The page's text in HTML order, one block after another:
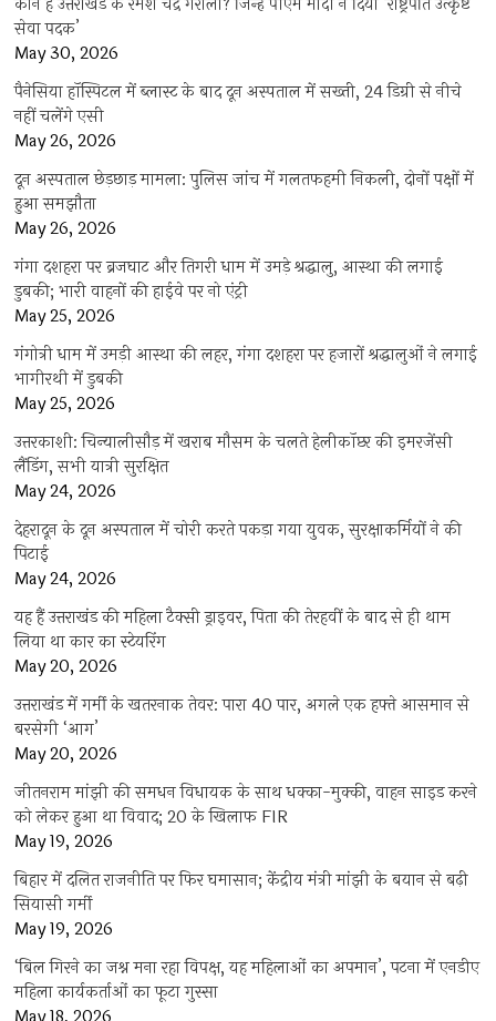
कौन हैं उत्तराखंड के रमेश चंद्र गैरोला? जिन्हें पीएम मोदी ने दिया ‘राष्ट्रपति उत्कृष्ट
सेवा पदक’
May 30, 2026
पैनेसिया हॉस्पिटल में ब्लास्ट के बाद दून अस्पताल में सख्ती, 24 डिग्री से नीचे
नहीं चलेंगे एसी
May 26, 2026
दून अस्पताल छेड़छाड़ मामला: पुलिस जांच में गलतफहमी निकली, दोनों पक्षों में
हुआ समझौता
May 26, 2026
गंगा दशहरा पर ब्रजघाट और तिगरी धाम में उमड़े श्रद्धालु, आस्था की लगाई
डुबकी; भारी वाहनों की हाईवे पर नो एंट्री
May 25, 2026
गंगोत्री धाम में उमड़ी आस्था की लहर, गंगा दशहरा पर हजारों श्रद्धालुओं ने लगाई
भागीरथी में डुबकी
May 25, 2026
उत्तरकाशी: चिन्यालीसौड़ में खराब मौसम के चलते हेलीकॉप्टर की इमरजेंसी
लैंडिंग, सभी यात्री सुरक्षित
May 24, 2026
देहरादून के दून अस्पताल में चोरी करते पकड़ा गया युवक, सुरक्षाकर्मियों ने की
पिटाई
May 24, 2026
यह हैं उत्तराखंड की महिला टैक्सी ड्राइवर, पिता की तेरहवीं के बाद से ही थाम
लिया था कार का स्टेयरिंग
May 20, 2026
उत्तराखंड में गर्मी के खतरनाक तेवर: पारा 40 पार, अगले एक हफ्ते आसमान से
बरसेगी ‘आग’
May 20, 2026
जीतनराम मांझी की समधन विधायक के साथ धक्का-मुक्की, वाहन साइड करने
को लेकर हुआ था विवाद; 20 के खिलाफ FIR
May 19, 2026
बिहार में दलित राजनीति पर फिर घमासान; केंद्रीय मंत्री मांझी के बयान से बढ़ी
सियासी गर्मी
May 19, 2026
‘बिल गिरने का जश्न मना रहा विपक्ष, यह महिलाओं का अपमान’, पटना में एनडीए
महिला कार्यकर्ताओं का फूटा गुस्सा